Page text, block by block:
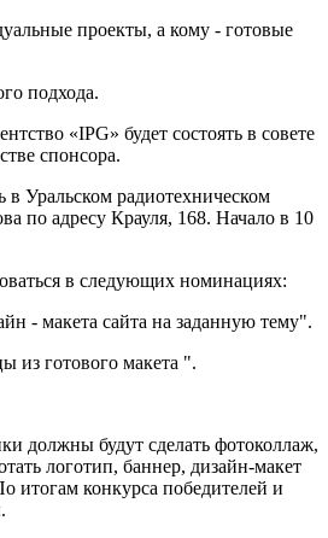
проекты, а кому - готовые
подхода.
«IPG» будет состоять в совете
спонсора.
в Уральском радиотехническом
по адресу Крауля, 168. Начало в 10
в следующих номинациях:
- макета сайта на заданную тему".
из готового макета ".
должны будут сделать фотоколлаж,
логотип, баннер, дизайн-макет
итогам конкурса победителей и